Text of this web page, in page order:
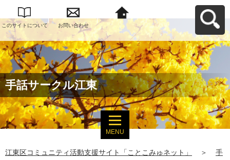
このサイトについて お問い合わせ
江東区コミュニティ
活動支援サイト「こ
とこみゅネット」へ
戻る
手話サークル江東
MENU
江東区コミュニティ活動支援サイト「ことこみゅネット」 ＞
手